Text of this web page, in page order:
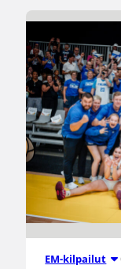
EM-kilpailut